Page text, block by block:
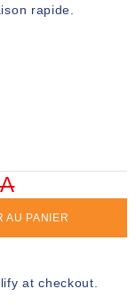
rapide.
AU PANIER
at checkout.